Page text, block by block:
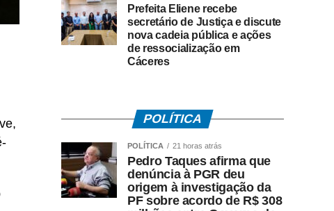
Prefeita Eliene recebe
secretário de Justiça e discute
nova cadeia pública e ações
de ressocialização em
Cáceres
POLÍTICA
POLÍTICA 21 horas atrás
Pedro Taques afirma que
denúncia à PGR deu
origem à investigação da
PF sobre acordo de R$ 308